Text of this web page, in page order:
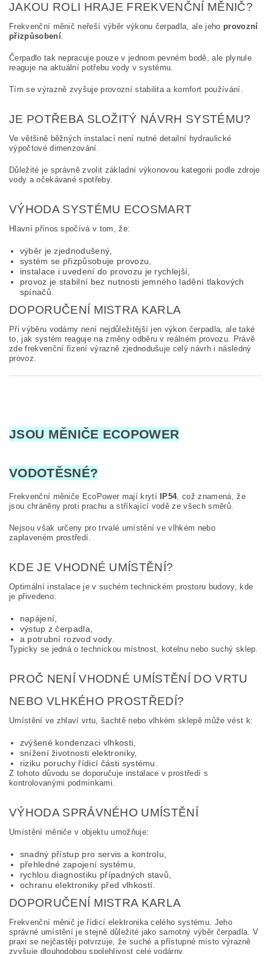
JAKOU ROLI HRAJE FREKVENČNÍ MĚNIČ?
Frekvenční měnič neřeší výběr výkonu čerpadla, ale jeho provozní
přizpůsobení.
Čerpadlo tak nepracuje pouze v jednom pevném bodě, ale plynule
reaguje na aktuální potřebu vody v systému.
Tím se výrazně zvyšuje provozní stabilita a komfort používání.
JE POTŘEBA SLOŽITÝ NÁVRH SYSTÉMU?
Ve většině běžných instalací není nutné detailní hydraulické
výpočtové dimenzování.
Důležité je správně zvolit základní výkonovou kategorii podle zdroje
vody a očekávané spotřeby.
VÝHODA SYSTÉMU ECOSMART
Hlavní přínos spočívá v tom, že:
výběr je zjednodušený,
systém se přizpůsobuje provozu,
instalace i uvedení do provozu je rychlejší,
provoz je stabilní bez nutnosti jemného ladění tlakových
spínačů.
DOPORUČENÍ MISTRA KARLA
Při výběru vodárny není nejdůležitější jen výkon čerpadla, ale také
to, jak systém reaguje na změny odběru v reálném provozu. Právě
zde frekvenční řízení výrazně zjednodušuje celý návrh i následný
provoz.
JSOU MĚNIČE ECOPOWER
VODOTĚSNÉ?
Frekvenční měniče EcoPower mají krytí IP54, což znamená, že
jsou chráněny proti prachu a stříkající vodě ze všech směrů.
Nejsou však určeny pro trvalé umístění ve vlhkém nebo
zaplaveném prostředí.
KDE JE VHODNÉ UMÍSTĚNÍ?
Optimální instalace je v suchém technickém prostoru budovy, kde
je přivedeno:
napájení,
výstup z čerpadla,
a potrubní rozvod vody.
Typicky se jedná o technickou místnost, kotelnu nebo suchý sklep.
PROČ NENÍ VHODNÉ UMÍSTĚNÍ DO VRTU
NEBO VLHKÉHO PROSTŘEDÍ?
Umístění ve zhlaví vrtu, šachtě nebo vlhkém sklepě může vést k:
zvýšené kondenzaci vlhkosti,
snížení životnosti elektroniky,
riziku poruchy řídicí části systému.
Z tohoto důvodu se doporučuje instalace v prostředí s
kontrolovanými podmínkami.
VÝHODA SPRÁVNÉHO UMÍSTĚNÍ
Umístění měniče v objektu umožňuje:
snadný přístup pro servis a kontrolu,
přehledné zapojení systému,
rychlou diagnostiku případných stavů,
ochranu elektroniky před vlhkostí.
DOPORUČENÍ MISTRA KARLA
Frekvenční měnič je řídicí elektronika celého systému. Jeho
správné umístění je stejně důležité jako samotný výběr čerpadla. V
praxi se nejčastěji potvrzuje, že suché a přístupné místo výrazně
zvyšuje dlouhodobou spolehlivost celé vodárny.